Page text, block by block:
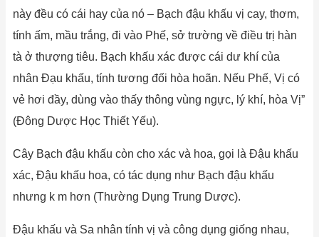
này đều có cái hay của nó – Bạch đậu khấu vị cay, thơm,
tính ấm, mầu trắng, đi vào Phế, sở trường về điều trị hàn
tà ở thượng tiêu. Bạch khấu xác được cái dư khí của
nhân Đạu khấu, tính tương đối hòa hoãn. Nếu Phế, Vị có
vẻ hơi đầy, dùng vào thấy thông vùng ngực, lý khí, hòa Vị”
(Đông Dược Học Thiết Yếu).
Cây Bạch đậu khấu còn cho xác và hoa, gọi là Đậu khấu
xác, Đậu khấu hoa, có tác dụng như Bạch đậu khấu
nhưng k m hơn (Thường Dụng Trung Dược).
Đậu khấu và Sa nhân tính vị và công dụng giống nhau,